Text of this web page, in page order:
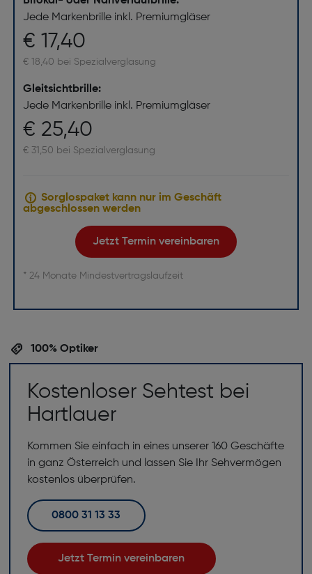
Jede Markenbrille inkl. Premiumgläser
€ 17,40
€ 18,40 bei Spezialverglasung
Gleitsichtbrille:
Jede Markenbrille inkl. Premiumgläser
€ 25,40
€ 31,50 bei Spezialverglasung
Sorglospaket kann nur im Geschäft
abgeschlossen werden
Jetzt Termin vereinbaren
* 24 Monate Mindestvertragslaufzeit
100% Optiker
Kostenloser Sehtest bei
Hartlauer
Kommen Sie einfach in eines unserer 160 Geschäfte
in ganz Österreich und lassen Sie Ihr Sehvermögen
kostenlos überprüfen.
0800 31 13 33
Jetzt Termin vereinbaren